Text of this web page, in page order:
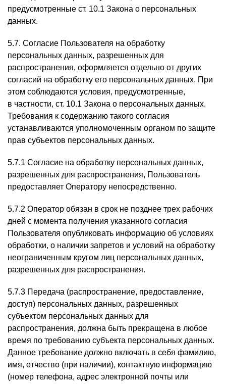
предусмотренные ст. 10.1 Закона о персональных
данных.
5.7. Согласие Пользователя на обработку
персональных данных, разрешенных для
распространения, оформляется отдельно от других
согласий на обработку его персональных данных. При
этом соблюдаются условия, предусмотренные,
в частности, ст. 10.1 Закона о персональных данных.
Требования к содержанию такого согласия
устанавливаются уполномоченным органом по защите
прав субъектов персональных данных.
5.7.1 Согласие на обработку персональных данных,
разрешенных для распространения, Пользователь
предоставляет Оператору непосредственно.
5.7.2 Оператор обязан в срок не позднее трех рабочих
дней с момента получения указанного согласия
Пользователя опубликовать информацию об условиях
обработки, о наличии запретов и условий на обработку
неограниченным кругом лиц персональных данных,
разрешенных для распространения.
5.7.3 Передача (распространение, предоставление,
доступ) персональных данных, разрешенных
субъектом персональных данных для
распространения, должна быть прекращена в любое
время по требованию субъекта персональных данных.
Данное требование должно включать в себя фамилию,
имя, отчество (при наличии), контактную информацию
(номер телефона, адрес электронной почты или